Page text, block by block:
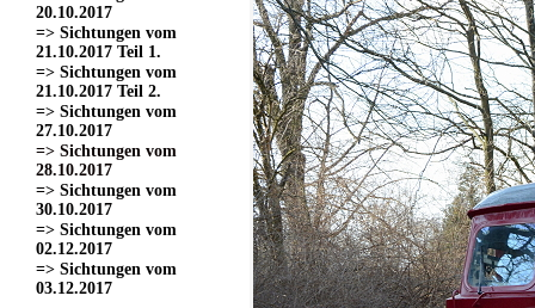
20.10.2017
=> Sichtungen vom
21.10.2017 Teil 1.
=> Sichtungen vom
21.10.2017 Teil 2.
=> Sichtungen vom
27.10.2017
=> Sichtungen vom
28.10.2017
=> Sichtungen vom
30.10.2017
=> Sichtungen vom
02.12.2017
=> Sichtungen vom
03.12.2017